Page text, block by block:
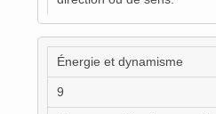
Énergie et dynamisme
9